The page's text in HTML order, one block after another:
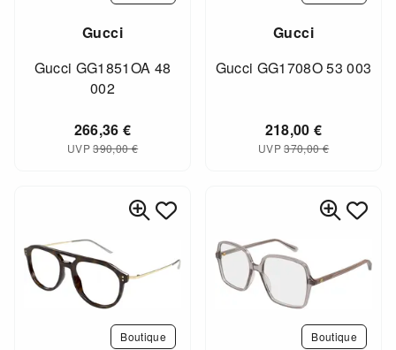
Gucci
Gucci GG1851OA 48
002
266,36€
UVP390,00€
Gucci
Gucci GG1708O 53 003
218,00€
UVP370,00€
Boutique Boutique